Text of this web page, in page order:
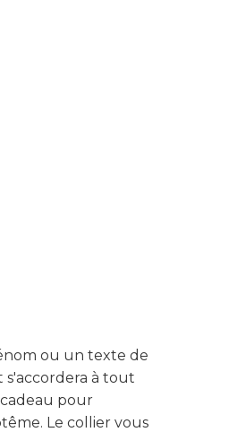
ou un texte de
s'accordera à tout
pour
Le collier vous